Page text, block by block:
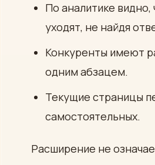
По аналитике
уходят, не найдя
Конкуренты имеют
одним абзацем.
Текущие страницы
самостоятельных.
Расширение не